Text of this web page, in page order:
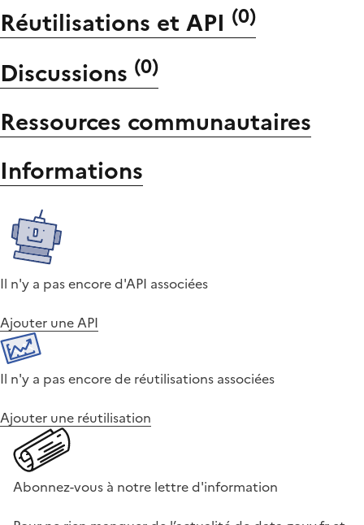
Réutilisations et API (0)
Discussions (0)
Ressources communautaires
Informations
Il n'y a pas encore d'API associées
Ajouter une API
Il n'y a pas encore de réutilisations associées
Ajouter une réutilisation
Abonnez-vous à notre lettre d'information